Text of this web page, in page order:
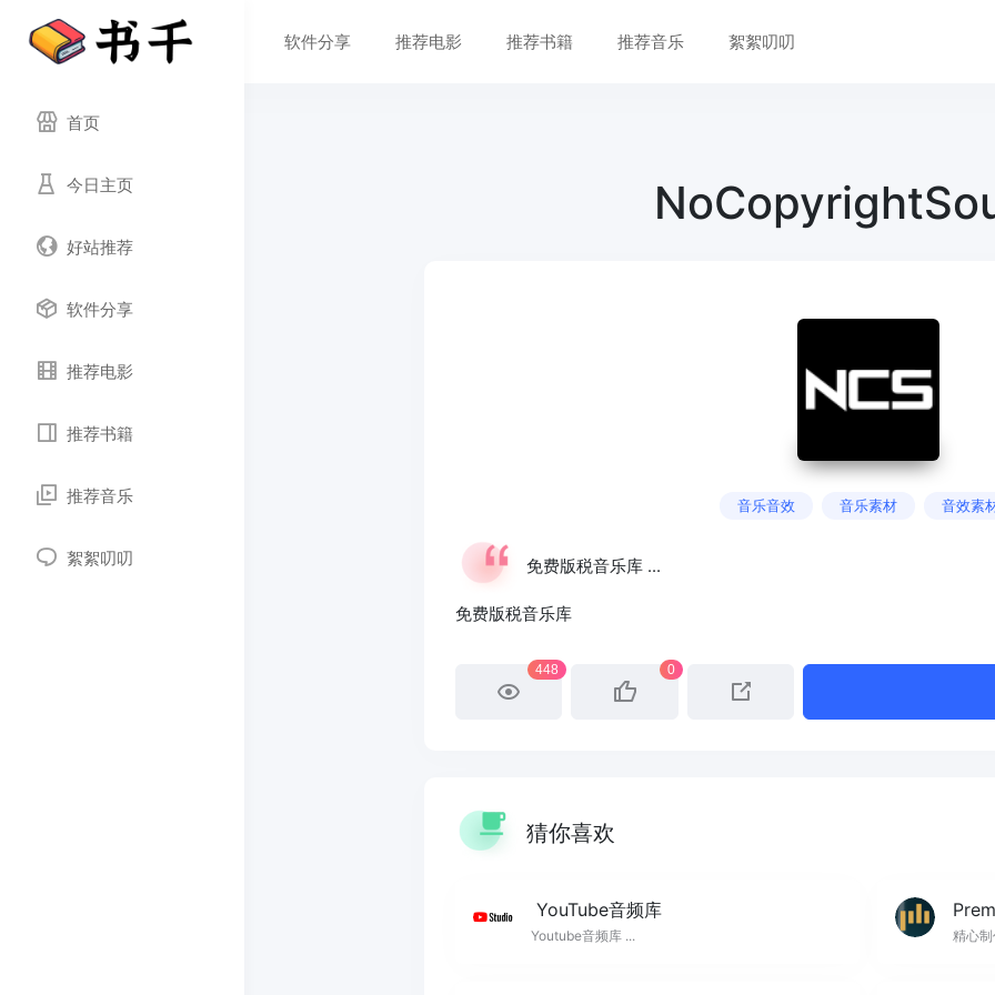
首页
今日主页
好站推荐
软件分享
推荐电影
推荐书籍
推荐音乐
絮絮叨叨
软件分享 推荐电影 推荐书籍 推荐音乐 絮絮叨叨
音乐音效 音乐素材 音效素
免费版税音乐库 ...
免费版税音乐库
448 0
猜你喜欢
YouTube音频库
Youtube音频库 ... 精心